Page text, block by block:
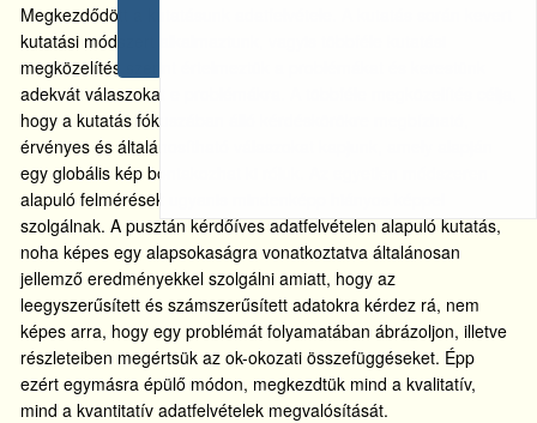
Megkezdődött a kutatásunk adatfelvétele. A kutatás során kevert
kutatási módszert alkalmaztunk, vagyis többféle kutatási
megközelítés szerint értelmeztük a problémákat és kerestünk
adekvát válaszokat e problémákra. A többféle megközelítés célja,
hogy a kutatás fókuszában álló kérdéskörökre megbízható,
érvényes és általánosítható válaszokat kapjunk, amely alapján
egy globális kép bontakozhat ki róluk. Az egyetlen módszeren
alapuló felmérések ugyanis mindenképp hiányos képpel
szolgálnak. A pusztán kérdőíves adatfelvételen alapuló kutatás,
noha képes egy alapsokaságra vonatkoztatva általánosan
jellemző eredményekkel szolgálni amiatt, hogy az
leegyszerűsített és számszerűsített adatokra kérdez rá, nem
képes arra, hogy egy problémát folyamatában ábrázoljon, illetve
részleteiben megértsük az ok-okozati összefüggéseket. Épp
ezért egymásra épülő módon, megkezdtük mind a kvalitatív,
mind a kvantitatív adatfelvételek megvalósítását.